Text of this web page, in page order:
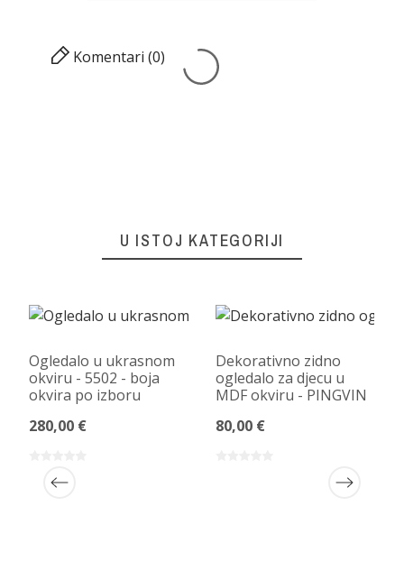
Komentari (0)
U ISTOJ KATEGORIJI
Ogledalo u ukrasnom
okviru - 5502 - boja
okvira po izboru
280,00 €
Dekorativno zidno
ogledalo za djecu u
MDF okviru - PINGVIN
80,00 €